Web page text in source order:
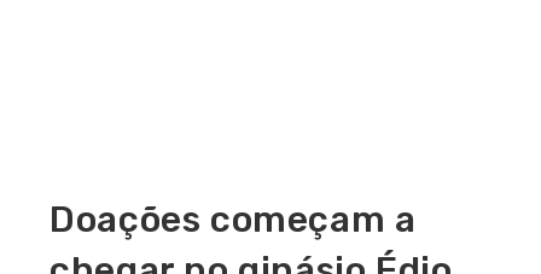
Doações começam a